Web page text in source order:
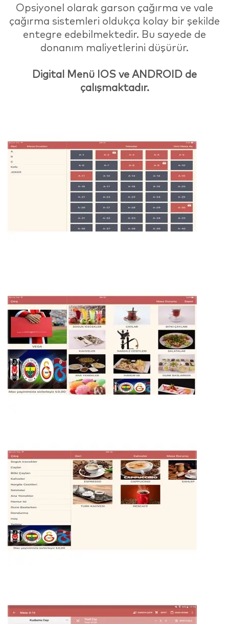
Opsiyonel olarak garson çağırma ve vale
çağırma sistemleri oldukça kolay bir şekilde
entegre edebilmektedir. Bu sayede de
donanım maliyetlerini düşürür.
Digital Menü IOS ve ANDROID de
çalışmaktadır.